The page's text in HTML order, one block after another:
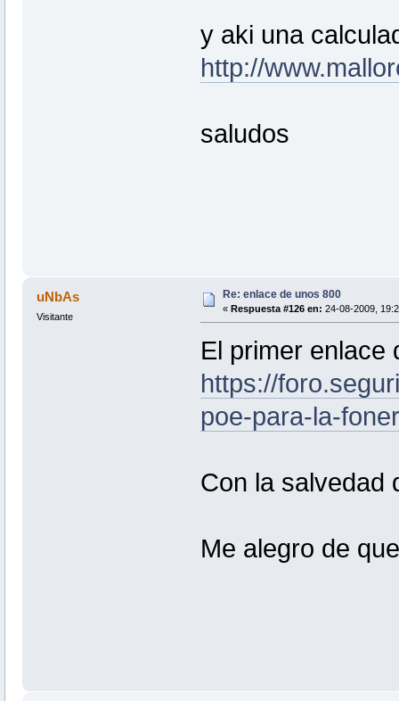
y aki una
http://
saludos
uNbAs
Visitante
Re: enlace de unos 800
« Respuesta #126 en: 24-08-2009,
El primer enlace
https://
poe-para-la-
Con la
Me alegro de